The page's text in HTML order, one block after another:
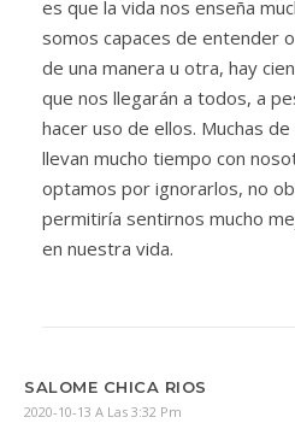
es que la vida nos enseña
somos capaces de entender
de una manera u otra, hay
que nos llegarán a todos, a
hacer uso de ellos. Muchas
llevan mucho tiempo con
optamos por ignorarlos, no
permitiría sentirnos mucho
en nuestra vida.
SALOME CHICA RIOS
2020-10-13 A Las 3:32 Pm